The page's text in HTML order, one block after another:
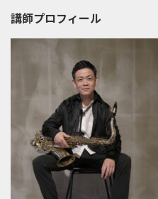
講師プロフィール